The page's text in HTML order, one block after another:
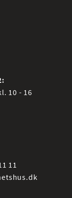
10 - 16
11